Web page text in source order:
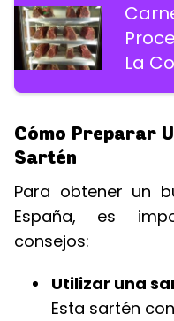
La
Cómo Preparar
Sartén
Para obtener un
España, es
consejos:
Utilizar una
Esta sartén